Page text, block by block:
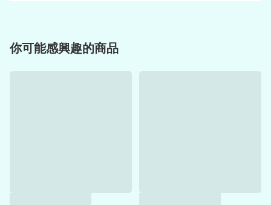
你可能感興趣的商品